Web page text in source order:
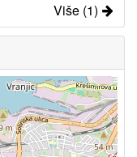
Više (1)